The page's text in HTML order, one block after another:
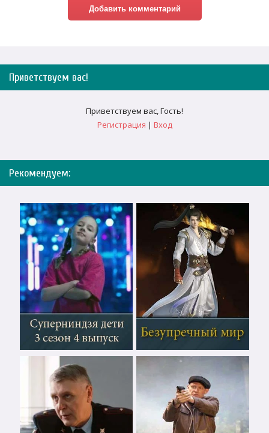
Приветствуем вас!
Приветствуем вас,Гость!
Регистрация | Вход
Рекомендуем: